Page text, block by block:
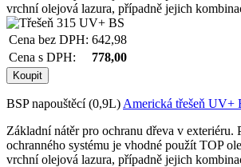
vrchní olejová lazura, případně jejich
Cena bez DPH: 642,98
Cena s DPH:
778,00
BSP napouštěcí (0,9L) Americká třešeň UV+
Základní nátěr pro ochranu dřeva v exteriéru.
ochranného systému je vhodné použít TOP
vrchní olejová lazura, případně jejich